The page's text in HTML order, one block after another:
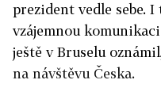
prezident vedle sebe.
vzájemnou
ještě v Bruselu
na návštěvu Česka.